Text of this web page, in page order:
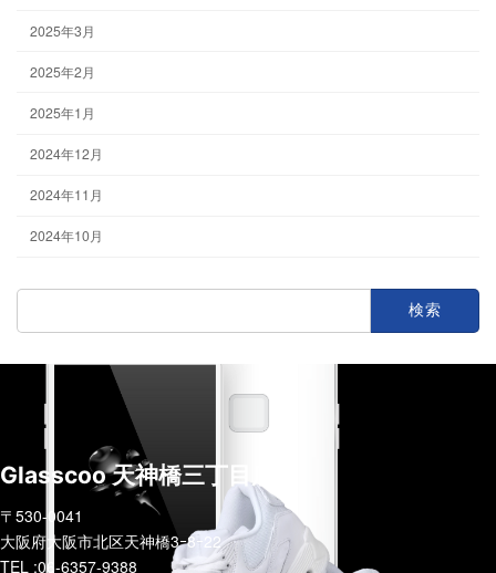
2025年3月
2025年2月
2025年1月
2024年12月
2024年11月
2024年10月
検
Glasscoo 天神橋三丁目店
〒530-0041
大阪府大阪市北区天神橋3ｰ8ｰ22
TEL :06-6357-9388